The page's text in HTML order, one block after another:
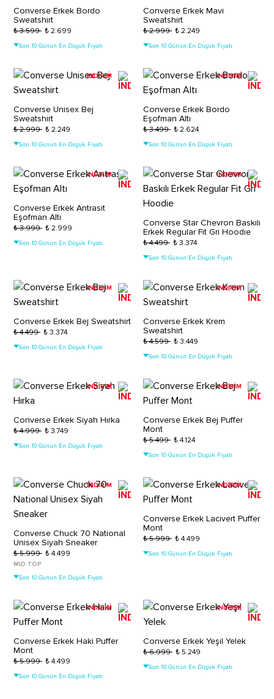
Converse Erkek Bordo
Sweatshirt
₺ 3.599 ₺ 2.699
Son 10 Günün En Düşük Fiyatı
Converse Erkek Mavi
Sweatshirt
₺ 2.999 ₺ 2.249
Son 10 Günün En Düşük Fiyatı
İNDİRİM
Converse Unisex Bej
Sweatshirt
₺ 2.999 ₺ 2.249
Son 10 Günün En Düşük Fiyatı
İNDİRİM
Converse Erkek Bordo
Eşofman Altı
₺ 3.499 ₺ 2.624
Son 10 Günün En Düşük Fiyatı
İNDİRİM
Converse Erkek Antrasit
Eşofman Altı
₺ 3.999 ₺ 2.999
Son 10 Günün En Düşük Fiyatı
İNDİRİM
Converse Star Chevron Baskılı
Erkek Regular Fit Gri Hoodie
₺ 4.499 ₺ 3.374
Son 10 Günün En Düşük Fiyatı
İNDİRİM
Converse Erkek Bej Sweatshirt
₺ 4.499 ₺ 3.374
Son 10 Günün En Düşük Fiyatı
İNDİRİM
Converse Erkek Krem
Sweatshirt
₺ 4.599 ₺ 3.449
Son 10 Günün En Düşük Fiyatı
İNDİRİM
Converse Erkek Siyah Hırka
₺ 4.999 ₺ 3.749
Son 10 Günün En Düşük Fiyatı
İNDİRİM
Converse Erkek Bej Puffer
Mont
₺ 5.499 ₺ 4.124
Son 10 Günün En Düşük Fiyatı
İNDİRİM
Converse Chuck 70 National
Unisex Siyah Sneaker
₺ 5.999 ₺ 4.499
MID TOP
Son 10 Günün En Düşük Fiyatı
İNDİRİM
Converse Erkek Lacivert Puffer
Mont
₺ 5.999 ₺ 4.499
Son 10 Günün En Düşük Fiyatı
İNDİRİM
Converse Erkek Haki Puffer
Mont
₺ 5.999 ₺ 4.499
Son 10 Günün En Düşük Fiyatı
İNDİRİM
Converse Erkek Yeşil Yelek
₺ 6.999 ₺ 5.249
Son 10 Günün En Düşük Fiyatı